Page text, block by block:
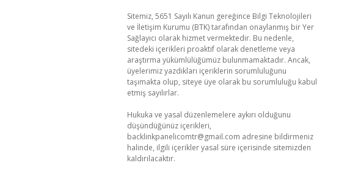
Sitemiz, 5651 Sayılı Kanun gereğince Bilgi Teknolojileri
ve İletişim Kurumu (BTK) tarafından onaylanmış bir Yer
Sağlayıcı olarak hizmet vermektedir. Bu nedenle,
sitedeki içerikleri proaktif olarak denetleme veya
araştırma yükümlülüğümüz bulunmamaktadır. Ancak,
üyelerimiz yazdıkları içeriklerin sorumluluğunu
taşımakta olup, siteye üye olarak bu sorumluluğu kabul
etmiş sayılırlar.
Hukuka ve yasal düzenlemelere aykırı olduğunu
düşündüğünüz içerikleri,
backlinkpanelicomtr@gmail.com adresine bildirmeniz
halinde, ilgili içerikler yasal süre içerisinde sitemizden
kaldırılacaktır.